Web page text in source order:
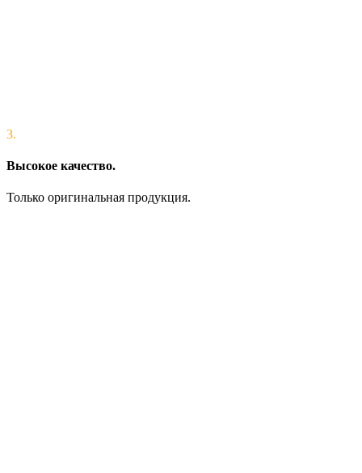
3.
Высокое качество.
Только оригинальная продукция.